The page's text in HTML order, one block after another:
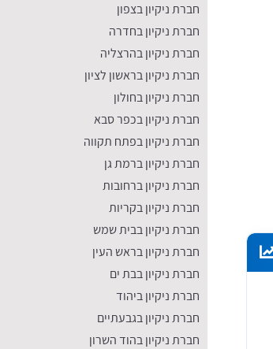
חברת ניקיון בצפון
חברת ניקיון בחדרה
חברת ניקיון בהרצליה
חברת ניקיון בראשון לציון
חברת ניקיון בחולון
חברת ניקיון בכפר סבא
חברת ניקיון בפתח תקווה
חברת ניקיון ברמת גן
חברת ניקיון ברחובות
חברת ניקיון בקריות
חברת ניקיון בבית שמש
חברת ניקיון בראש העין
חברת ניקיון בבת ים
חברת ניקיון ביהוד
חברת ניקיון בגבעתיים
חברת ניקיון בהוד השרון